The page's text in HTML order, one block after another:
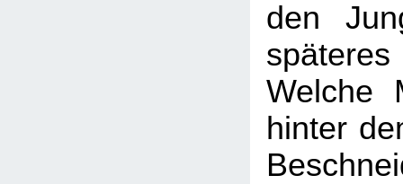
den
Welche
hinter